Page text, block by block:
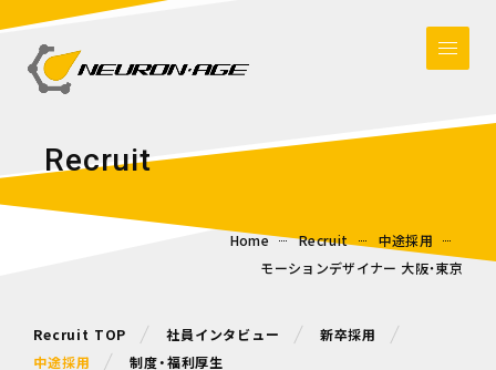
Recruit
Home Recruit
中途採用
モーションデザイナー 大阪・東京
Recruit TOP 社員インタビュー
新卒採用
中途採用
制度・福利厚生